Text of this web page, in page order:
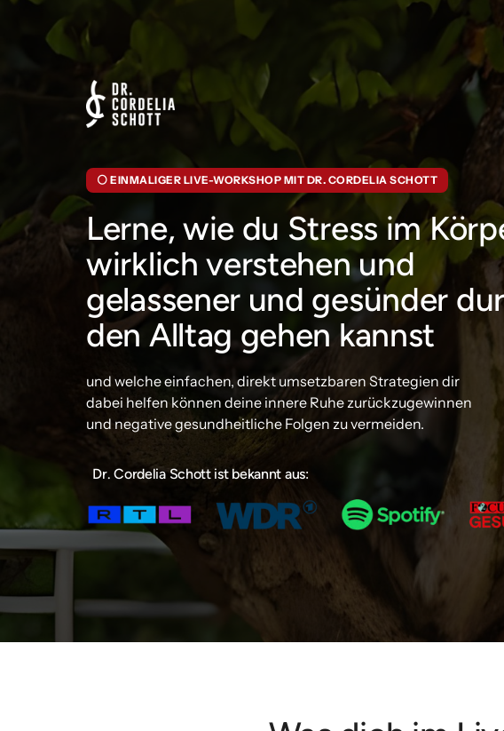
⚪ EINMALIGER LIVE-WORKSHOP MIT DR. CORDELIA SCHOTT
Lerne, wie du Stress im
wirklich verstehen und
gelassener und gesünder
den Alltag gehen kannst
und welche einfachen, direkt umsetzbaren Strategien dir
dabei helfen können deine innere Ruhe zurückzugewinnen
und negative gesundheitliche Folgen zu vermeiden.
  Dr. Cordelia Schott ist bekannt aus: